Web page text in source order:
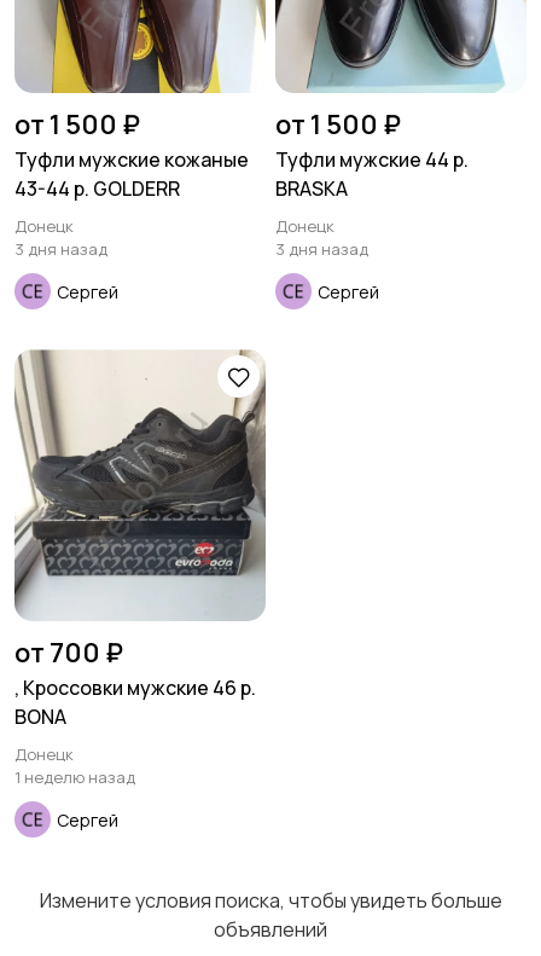
Рубашки Свитеры и толстовки
1
Спецодежда Спортивная одежда
Другое
от 1 500 ₽
Туфли мужские кожаные
43-44 р. GOLDERR
Донецк
3 дня назад
Сергей
от 1 500 ₽
Туфли мужские 44 р.
BRASKA
Донецк
3 дня назад
Сергей
от 700 ₽
, Кроссовки мужские 46 р.
BONA
Донецк
1 неделю назад
Сергей
Измените условия поиска, чтобы увидеть больше
объявлений